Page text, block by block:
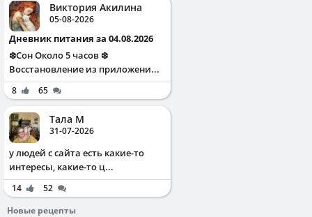
Виктория Акилина
05-08-2026
Дневник питания за 04.08.2026
❄️Сон Около 5 часов ❄️
Восстановление из приложени...
8 65
Тала М
31-07-2026
у людей с сайта есть какие-то
интересы, какие-то ц...
14
52
Новые рецепты